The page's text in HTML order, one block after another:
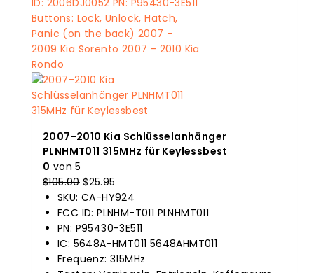
2007-2010 Kia Schlüsselanhänger
PLNHMT011 315MHz für Keylessbest
0 von 5
$105.00 Der
Originalpreis
war:
$105.00.
$25.95
aktuelle
Preis
ist:
$25.95.
SKU: CA-HY924
FCC ID: PLNHM-T011 PLNHMT011
PN: P95430-3E511
IC: 5648A-HMT011 5648AHMT011
Frequenz: 315MHz